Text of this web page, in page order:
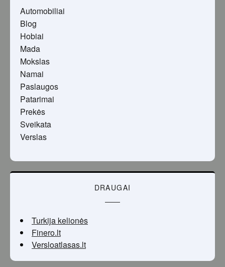
Automobiliai
Blog
Hobiai
Mada
Mokslas
Namai
Paslaugos
Patarimai
Prekės
Sveikata
Verslas
DRAUGAI
Turkija kelionės
Finero.lt
Versloatlasas.lt